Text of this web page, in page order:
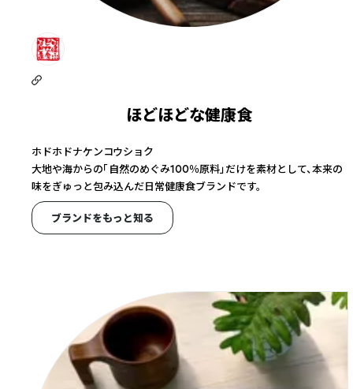
ほどほどな健康食
ホドホドナケンコウショク
大地や海からの「自然のめぐみ100％原料」だけを素材として、本来の
味をぎゅっと包み込んだ日常健康食ブランドです。
ブランドをもっと知る